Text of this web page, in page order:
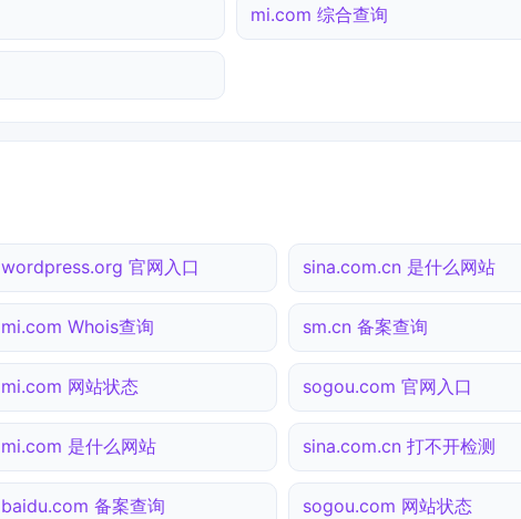
mi.com 综合查询
wordpress.org 官网入口 sina.com.cn 是什么网站
mi.com Whois查询 sm.cn 备案查询
mi.com 网站状态 sogou.com 官网入口
mi.com 是什么网站 sina.com.cn 打不开检测
baidu.com 备案查询 sogou.com 网站状态